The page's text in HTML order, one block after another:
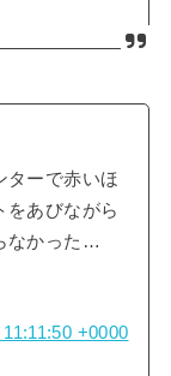
ターで赤いほ
をあびながら
なかった…
+0000